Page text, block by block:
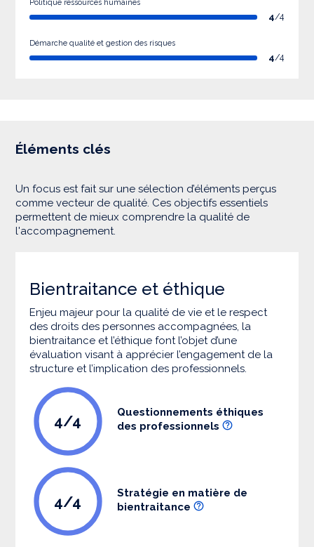
Politique ressources humaines
4/4
Démarche qualité et gestion des risques
4/4
Éléments clés
Un focus est fait sur une sélection d’éléments perçus
comme vecteur de qualité. Ces objectifs essentiels
permettent de mieux comprendre la qualité de
l'accompagnement.
Bientraitance et éthique
Enjeu majeur pour la qualité de vie et le respect
des droits des personnes accompagnées, la
bientraitance et l’éthique font l’objet d’une
évaluation visant à apprécier l’engagement de la
structure et l’implication des professionnels.
4/4
Questionnements éthiques
des professionnels
4/4
Stratégie en matière de
bientraitance